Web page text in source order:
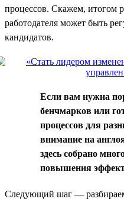
процессов. Скажем, итогом
работодателя может быть
кандидатов.
Если вам нужна
бенчмарков или
процессов для
внимание на
здесь собрано
повышения
Следующий шаг —